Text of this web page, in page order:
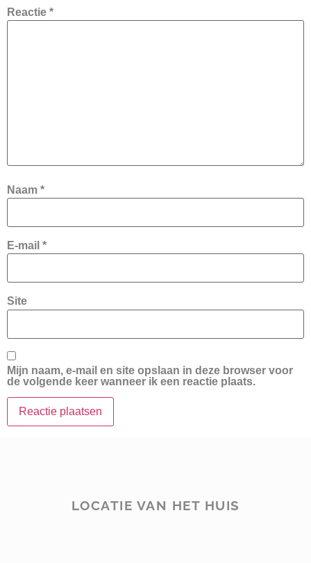
Reactie *
Naam *
E-mail *
Site
Mijn naam, e-mail en site opslaan in deze browser voor
de volgende keer wanneer ik een reactie plaats.
LOCATIE VAN HET HUIS